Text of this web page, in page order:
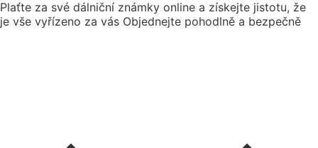
Plaťte za své dálniční známky online a získejte jistotu, že
je vše vyřízeno za vás Objednejte pohodlně a bezpečně